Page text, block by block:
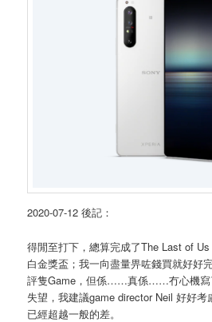
2020-07-12 後記：
得閒至打下，總算完成了The Last of
白金獎盃；我一向盡量畀咗錢買就好好
評隻Game，但係……真係……冇心機寫
失望，我建議game director Neil 好好
已經超越一般的差。